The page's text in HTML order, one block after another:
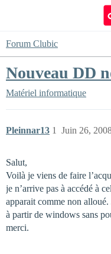
Forum Clubic
Nouveau DD
Matériel informatique
Pleinnar13 Juin 26,
1
Salut,
Voilà je viens de faire
je n’arrive pas à accédé à
apparait comme non alloué.
à partir de windows sans
merci.